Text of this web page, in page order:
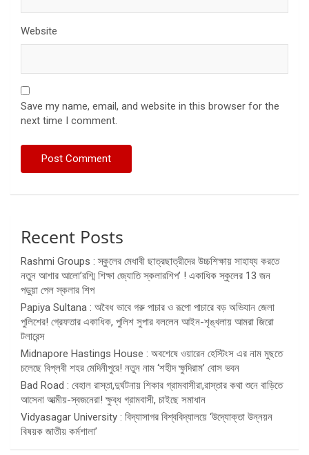
Website
Save my name, email, and website in this browser for the
next time I comment.
Recent Posts
Rashmi Groups : স্কুলের মেধাবী ছাত্রছাত্রীদের উচ্চশিক্ষায় সাহায্য করতে
নতুন আশার আলো’রশ্মি শিক্ষা জ্যোতি স্কলারশিপ’ ! একাধিক স্কুলের 13 জন
পড়ুয়া পেল স্কলার শিপ
Papiya Sultana : অবৈধ ভাবে গরু পাচার ও রূপো পাচারে বড় অভিযান জেলা
পুলিশের! গ্রেফতার একাধিক, পুলিশ সুপার বললেন আইন-শৃঙ্খলায় আমরা জিরো
টলারেন্স
Midnapore Hastings House : অবশেষে ওয়ারেন হেস্টিংস এর নাম মুছতে
চলেছে বিপ্লবী শহর মেদিনীপুরে! নতুন নাম ‘শহীদ ক্ষুদিরাম’ বোস ভবন
Bad Road : বেহাল রাস্তা,দুর্ঘটনায় শিকার গ্রামবাসীরা,রাস্তার কথা শুনে বাড়িতে
আসেনা আত্মীয়-স্বজনেরা! ক্ষুব্ধ গ্রামবাসী, চাইছে সমাধান
Vidyasagar University : বিদ্যাসাগর বিশ্ববিদ্যালয়ে ‘উদ্যোক্তা উন্নয়ন
বিষয়ক জাতীয় কর্মশালা’